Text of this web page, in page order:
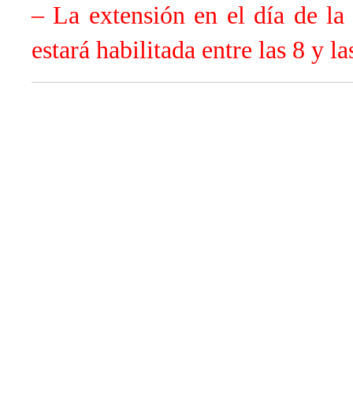
– La extensión en el día de
estará habilitada entre las 8 y